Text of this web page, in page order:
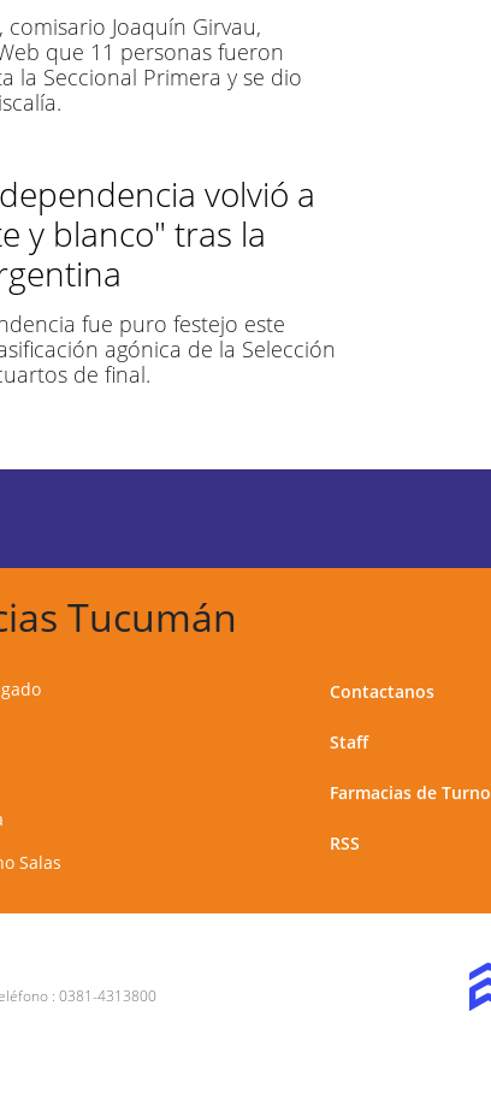
comisario Joaquín Girvau,
que 11 personas fueron
la Seccional Primera y se dio
volvió a
y blanco" tras la
fue puro festejo este
agónica de la Selección
de final.
Tucumán
Salas
Contactanos
Staff
Farmacias de Turno
RSS
: 0381-4313800